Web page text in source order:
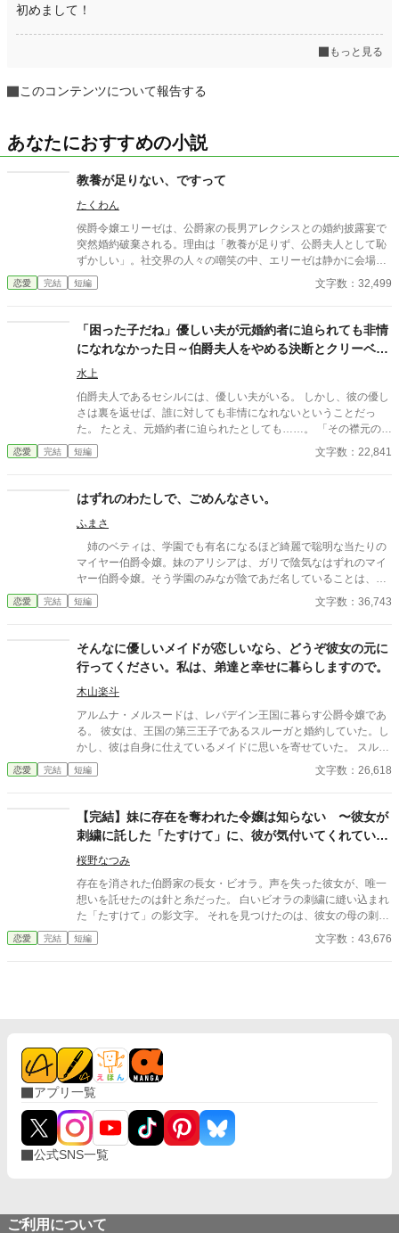
初めまして！
もっと見る
このコンテンツについて報告する
あなたにおすすめの小説
教養が足りない、ですって
たくわん
侯爵令嬢エリーゼは、公爵家の長男アレクシスとの婚約披露宴で
突然婚約破棄される。理由は「教養が足りず、公爵夫人として恥
ずかしい」。社交界の人々の嘲笑の中、エリーゼは静かに会場を
去る。
恋愛 完結 短編 文字数：32,499
「困った子だね」優しい夫が元婚約者に迫られても非情
になれなかった日～伯爵夫人をやめる決断とクリーベイ
ジで暴かれる夫の嘘～
水上
伯爵夫人であるセシルには、優しい夫がいる。 しかし、彼の優し
さは裏を返せば、誰に対しても非情になれないということだっ
た。 たとえ、元婚約者に迫られたとしても……。 「その襟元の赤
い汚れは、何でしょうか」 「えっ？ ああ、これかい」 彼が始め
た言い訳を聞いて、セシルは伯爵夫人をやめる決断をした。 なぜ
したからだった……。
恋愛 完結 短編 文字数：22,841
はずれのわたしで、ごめんなさい。
ふまさ
姉のベティは、学園でも有名になるほど綺麗で聡明な当たりの
マイヤー伯爵令嬢。妹のアリシアは、ガリで陰気なはずれのマイ
ヤー伯爵令嬢。そう学園のみなが陰であだ名していることは、ア
リシアも承知していた。傷付きはするが、もう慣れた。いちいち
泣いてもいられない。 婚約者のマイクも、アリシアのことを幽
令息だが、家は没落の危機だと聞く。嫁の貰い手がないと家の名
に傷がつくという理由で、アリシアの父親は持参金を多めに出す
という条件でマイクとの婚約を成立させた。いわば政略結婚だ。
こんなわたしと結婚なんて、気の毒に。と、逆にマイクに同情
ってくれたのは──。
恋愛 完結 短編 文字数：36,743
そんなに優しいメイドが恋しいなら、どうぞ彼女の元に
行ってください。私は、弟達と幸せに暮らしますので。
木山楽斗
アルムナ・メルスードは、レバデイン王国に暮らす公爵令嬢であ
る。 彼女は、王国の第三王子であるスルーガと婚約していた。し
かし、彼は自身に仕えているメイドに思いを寄せていた。 スルー
ガは、ことあるごとにメイドと比較して、アルムナを罵倒してく
る。そんな日々に耐えられなくなったアルムナは、彼と婚約破棄
することになった。新しい婚約者が見つからなかったため、身内
と結ばれることになったのである。 父親の計らいで、選択権はア
ルムナに与えられた。こうして、アルムナは弟の内誰と婚約する
か、悩むことになるのだった。 ※下記の関連作品を読むと、より
楽しめると思います。
恋愛 完結 短編 文字数：26,618
【完結】妹に存在を奪われた令嬢は知らない 〜彼女が
刺繍に託した「たすけて」に、彼が気付いてくれていた
ことを〜
桜野なつみ
存在を消された伯爵家の長女・ビオラ。声を失った彼女が、唯一
想いを託せたのは針と糸だった。 白いビオラの刺繍に縫い込まれ
た「たすけて」の影文字。 それを見つけたのは、彼女の母の刺繍
に人生を変えられた青年だった──。 言葉を失った少女と、針の
声を聴く男が紡ぐ、静かな愛の物語。
恋愛 完結 短編 文字数：43,676
アプリ一覧
公式SNS一覧
ご利用について